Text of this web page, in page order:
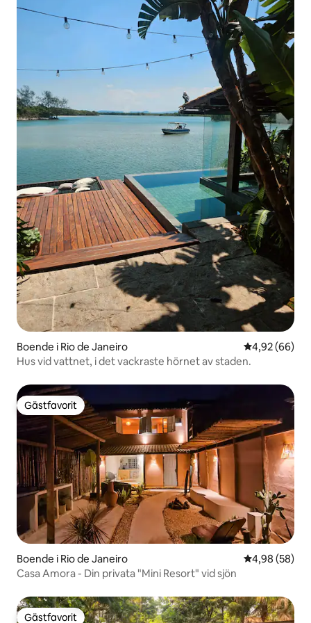
Boende i Rio de Janeiro 4,92 av 5 i
4,92 (66)
Hus vid vattnet, i det vackraste hörnet av staden.
Gästfavorit
Gästfavorit
Boende i Rio de Janeiro 4,98 av 5 i
4,98 (58)
Casa Amora - Din privata "Mini Resort" vid sjön
Gästfavorit